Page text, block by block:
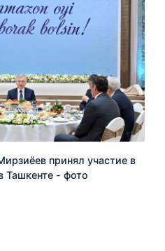
принял участие в
Ташкенте - фото